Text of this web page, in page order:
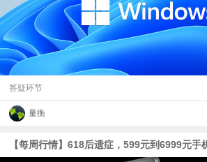
答疑环节
量衡
【每周行情】618后遗症，599元到6999元手